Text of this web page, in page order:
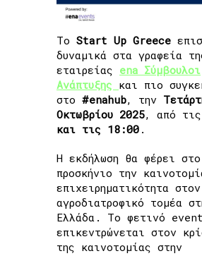
Το Start Up Greece
δυναμικά στα γραφεία
εταιρείας ena Σύμβουλοι
Ανάπτυξης και πιο
στο #enahub, την
Οκτωβρίου 2025, από τις
και τις 18:00 .
Η εκδήλωση θα φέρει στο
προσκήνιο την
επιχειρηματικότητα στον
αγροδιατροφικό τομέα
Ελλάδα. Το φετινό event
επικεντρώνεται στον
της καινοτομίας στην